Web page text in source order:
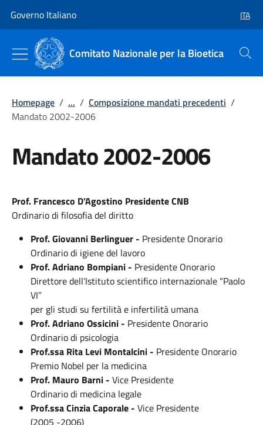
Governo Italiano ITA
Comitato Nazionale per la Bioetica Cerca
Homepage / ... / Composizione mandati precedenti /
Mandato 2002-2006
Mandato 2002-2006
Prof. Francesco D’Agostino Presidente CNB
Ordinario di filosofia del diritto
Prof. Giovanni Berlinguer - Presidente Onorario
Ordinario di igiene del lavoro
Prof. Adriano Bompiani - Presidente Onorario
Direttore dell’Istituto scientifico internazionale “Paolo
VI”
per gli studi su fertilità e infertilità umana
Prof. Adriano Ossicini - Presidente Onorario
Ordinario di psicologia
Prof.ssa Rita Levi Montalcini - Presidente Onorario
Premio Nobel per la medicina
Prof. Mauro Barni - Vice Presidente
Ordinario di medicina legale
Prof.ssa Cinzia Caporale - Vice Presidente
(2005 -2006)